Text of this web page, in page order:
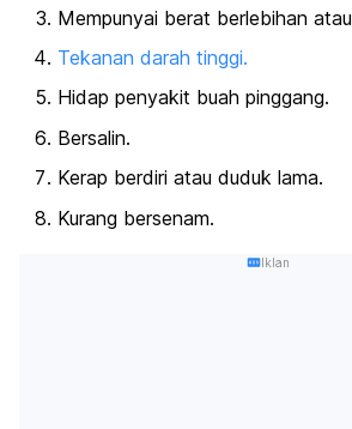
Mempunyai berat berlebihan
Tekanan darah tinggi.
Hidap penyakit buah pinggang.
Bersalin.
Kerap berdiri atau duduk lama.
Kurang bersenam.
Iklan